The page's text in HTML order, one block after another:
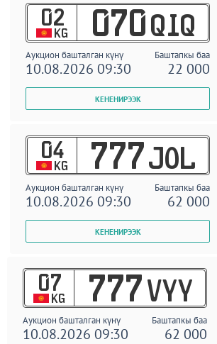
02
KG 070 QIQ
Аукцион башталган күнү Баштапкы баа
10.08.2026 09:30 22 000
04
KG 777 JOL
Аукцион башталган күнү Баштапкы баа
10.08.2026 09:30 62 000
07
KG 777 VYY
Аукцион башталган күнү Баштапкы баа
10.08.2026 09:30 62 000